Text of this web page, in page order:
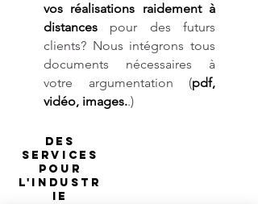
vos réalisations raidement à
distances pour des futurs
clients? Nous intégrons tous
documents nécessaires à
votre argumentation (pdf,
vidéo, images..)
DES
SERVICES
POUR
L'INDUSTR
IE